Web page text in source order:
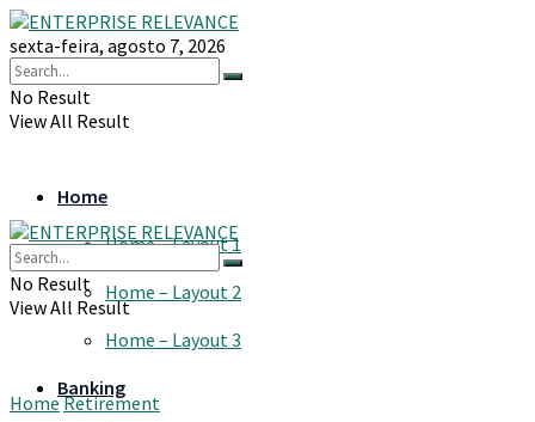
sexta-feira, agosto 7, 2026
No Result
View All Result
Home
Home – Layout 1
Home – Layout 2
Home – Layout 3
Banking
No Result
View All Result
HomeRetirement